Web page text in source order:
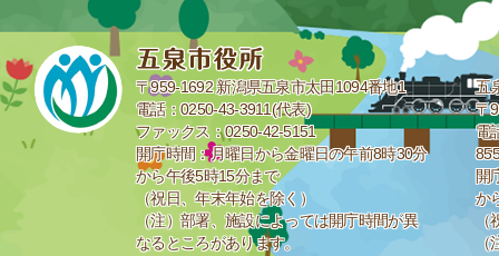
〒959-1692 新潟県五泉市太田1094番地1
電話：0250-43-3911(代表)
ファックス：0250-42-5151
開庁時間：月曜日から金曜日の午前8時30分
から午後5時15分まで
（祝日、年末年始を除く）
（注）部署、施設によっては開庁時間が異
なるところがあります。
五
〒
電
開
か